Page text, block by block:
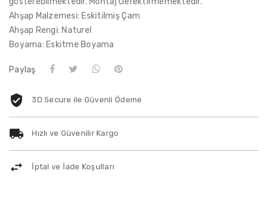
Ahşap Malzemesi: Eskitilmiş Çam
Ahşap Rengi: Naturel
Boyama: Eskitme Boyama
Paylaş
3D Secure ile Güvenli Ödeme
Hızlı ve Güvenilir Kargo
İptal ve İade Koşulları